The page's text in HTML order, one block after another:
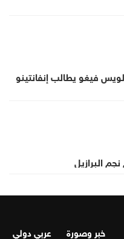
فيغو يطالب إنفانتينو
البرازيل
خبر وصورة عربي دولي